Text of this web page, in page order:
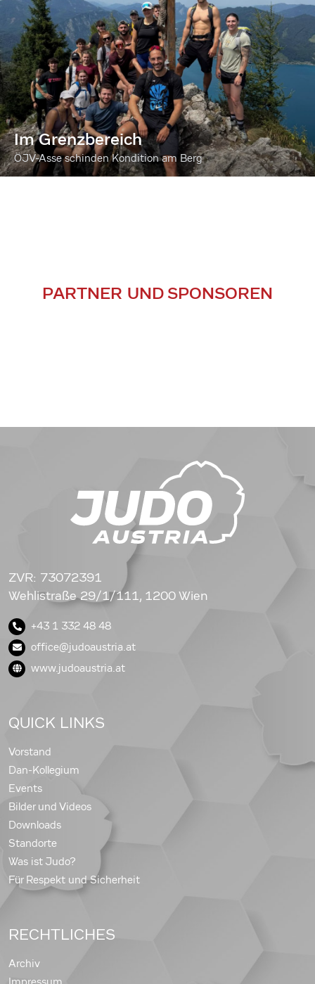
Im Grenzbereich
ÖJV-Asse schinden Kondition am Berg
PARTNER UND SPONSOREN
ZVR: 73072391
Wehlistraße 29/1/111, 1200 Wien
+43 1 332 48 48
office@judoaustria.at
www.judoaustria.at
QUICK LINKS
Vorstand
Dan-Kollegium
Events
Bilder und Videos
Downloads
Standorte
Was ist Judo?
Für Respekt und Sicherheit
RECHTLICHES
Archiv